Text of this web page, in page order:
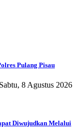
Pulang Pisau
Sabtu, 8 Agustus 2026
Diwujudkan Melalui